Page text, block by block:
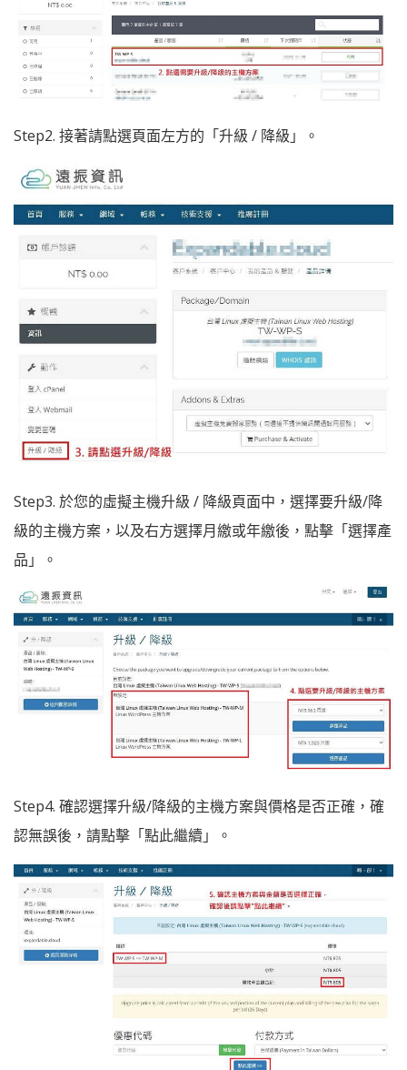
Step2. 接著請點選頁面左方的「升級 / 降級」。
Step3. 於您的虛擬主機升級 / 降級頁面中，選擇要升級/降
級的主機方案，以及右方選擇月繳或年繳後，點擊「選擇產
品」。
Step4. 確認選擇升級/降級的主機方案與價格是否正確，確
認無誤後，請點擊「點此繼續」。